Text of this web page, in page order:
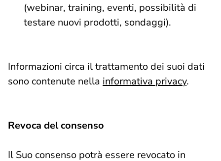
(webinar, training, eventi, possibilità di
testare nuovi prodotti, sondaggi).
Informazioni circa il trattamento dei suoi dati
sono contenute nella informativa privacy.
Revoca del consenso
Il Suo consenso potrà essere revocato in